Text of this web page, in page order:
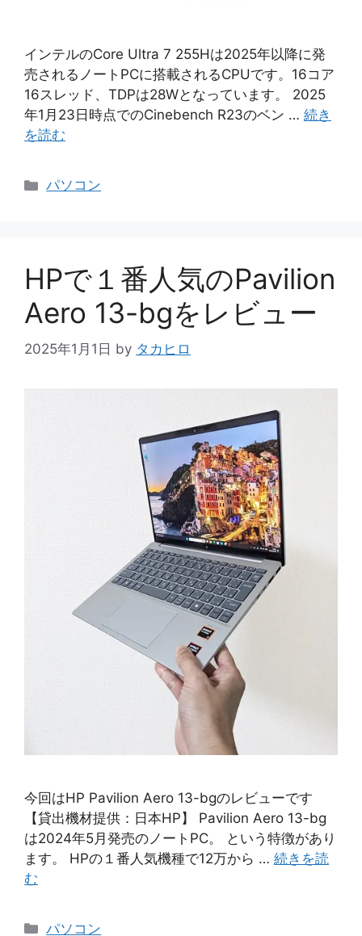
インテルのCore Ultra 7 255Hは2025年以降に発
売されるノートPCに搭載されるCPUです。16コア
16スレッド、TDPは28Wとなっています。 2025
年1月23日時点でのCinebench R23のベン … 続き
を読む
カ
パソコン
HPで１番人気のPavilion
Aero 13-bgをレビュー
2025年1月1日 by タカヒロ
今回はHP Pavilion Aero 13-bgのレビューです
【貸出機材提供：日本HP】 Pavilion Aero 13-bg
は2024年5月発売のノートPC。 という特徴があり
ます。 HPの１番人気機種で12万から … 続きを読
む
カ
パソコン